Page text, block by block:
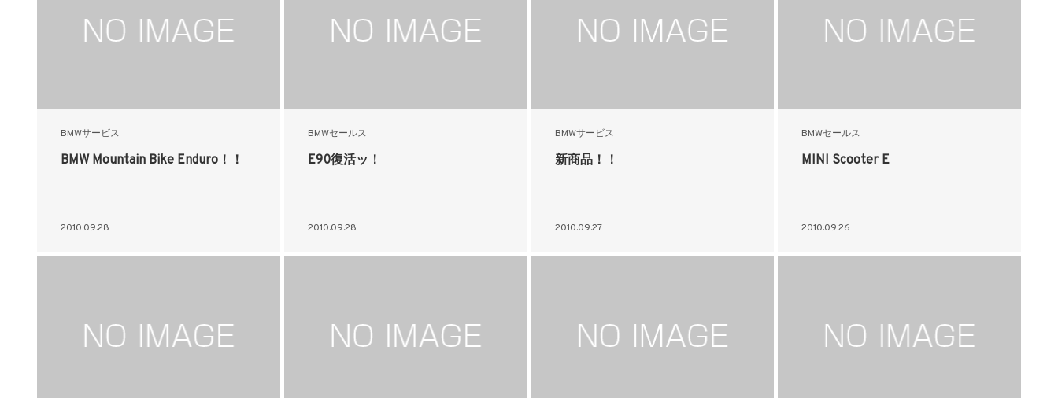
BMWサービス
BMW Mountain Bike Enduro！！
2010.09.28
BMWセールス
E90復活ッ！
2010.09.28
BMWサービス
新商品！！
2010.09.27
BMWセールス
MINI Scooter E
2010.09.26